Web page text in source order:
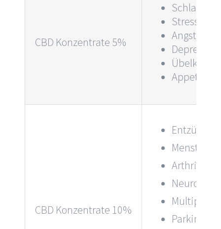
CBD Konzentrate 5%
Stress
Angst/
Übelkeit
CBD Konzentrate 10%
Arthritis
Multiple
Parkinson